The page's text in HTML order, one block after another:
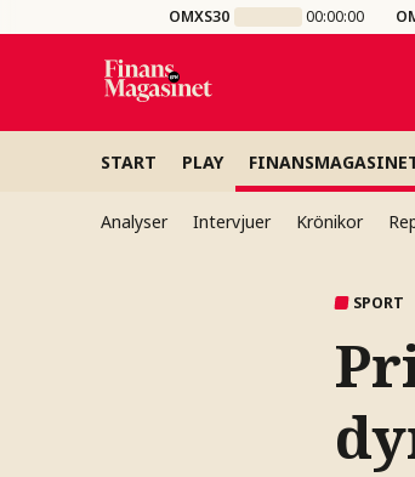
OMXS30 00:00:00
START PLAY
Analyser Intervjuer Krönikor
SPORT